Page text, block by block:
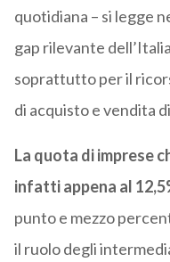
quotidiana – si legge
gap rilevante
soprattutto per il
di acquisto e vendita
La quota di imprese
infatti appena al
punto e mezzo
il ruolo degli